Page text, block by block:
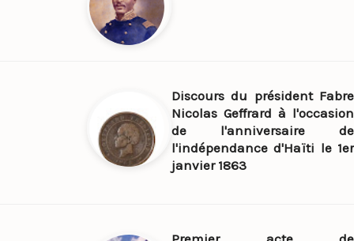
Discours du président Fabre
Nicolas Geffrard à l'occasion
de l'anniversaire de
l'indépendance d'Haïti le 1er
janvier 1863